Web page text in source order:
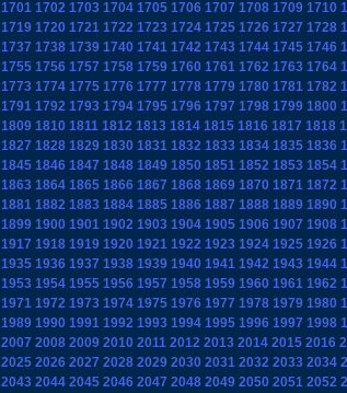
1701 1702 1703 1704 1705 1706 1707 1708 1709 1710
1719 1720 1721 1722 1723 1724 1725 1726 1727 1728
1737 1738 1739 1740 1741 1742 1743 1744 1745 1746
1755 1756 1757 1758 1759 1760 1761 1762 1763 1764
1773 1774 1775 1776 1777 1778 1779 1780 1781 1782
1791 1792 1793 1794 1795 1796 1797 1798 1799 1800
1809 1810 1811 1812 1813 1814 1815 1816 1817 1818
1827 1828 1829 1830 1831 1832 1833 1834 1835 1836
1845 1846 1847 1848 1849 1850 1851 1852 1853 1854
1863 1864 1865 1866 1867 1868 1869 1870 1871 1872
1881 1882 1883 1884 1885 1886 1887 1888 1889 1890
1899 1900 1901 1902 1903 1904 1905 1906 1907 1908
1917 1918 1919 1920 1921 1922 1923 1924 1925 1926
1935 1936 1937 1938 1939 1940 1941 1942 1943 1944
1953 1954 1955 1956 1957 1958 1959 1960 1961 1962
1971 1972 1973 1974 1975 1976 1977 1978 1979 1980
1989 1990 1991 1992 1993 1994 1995 1996 1997 1998
2007 2008 2009 2010 2011 2012 2013 2014 2015 2016
2025 2026 2027 2028 2029 2030 2031 2032 2033 2034
2043 2044 2045 2046 2047 2048 2049 2050 2051 2052